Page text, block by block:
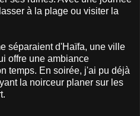
à la plage ou visiter la
séparaient d'Haïfa, une ville
offre une ambiance
temps. En soirée, j'ai pu déjà
la noirceur planer sur les